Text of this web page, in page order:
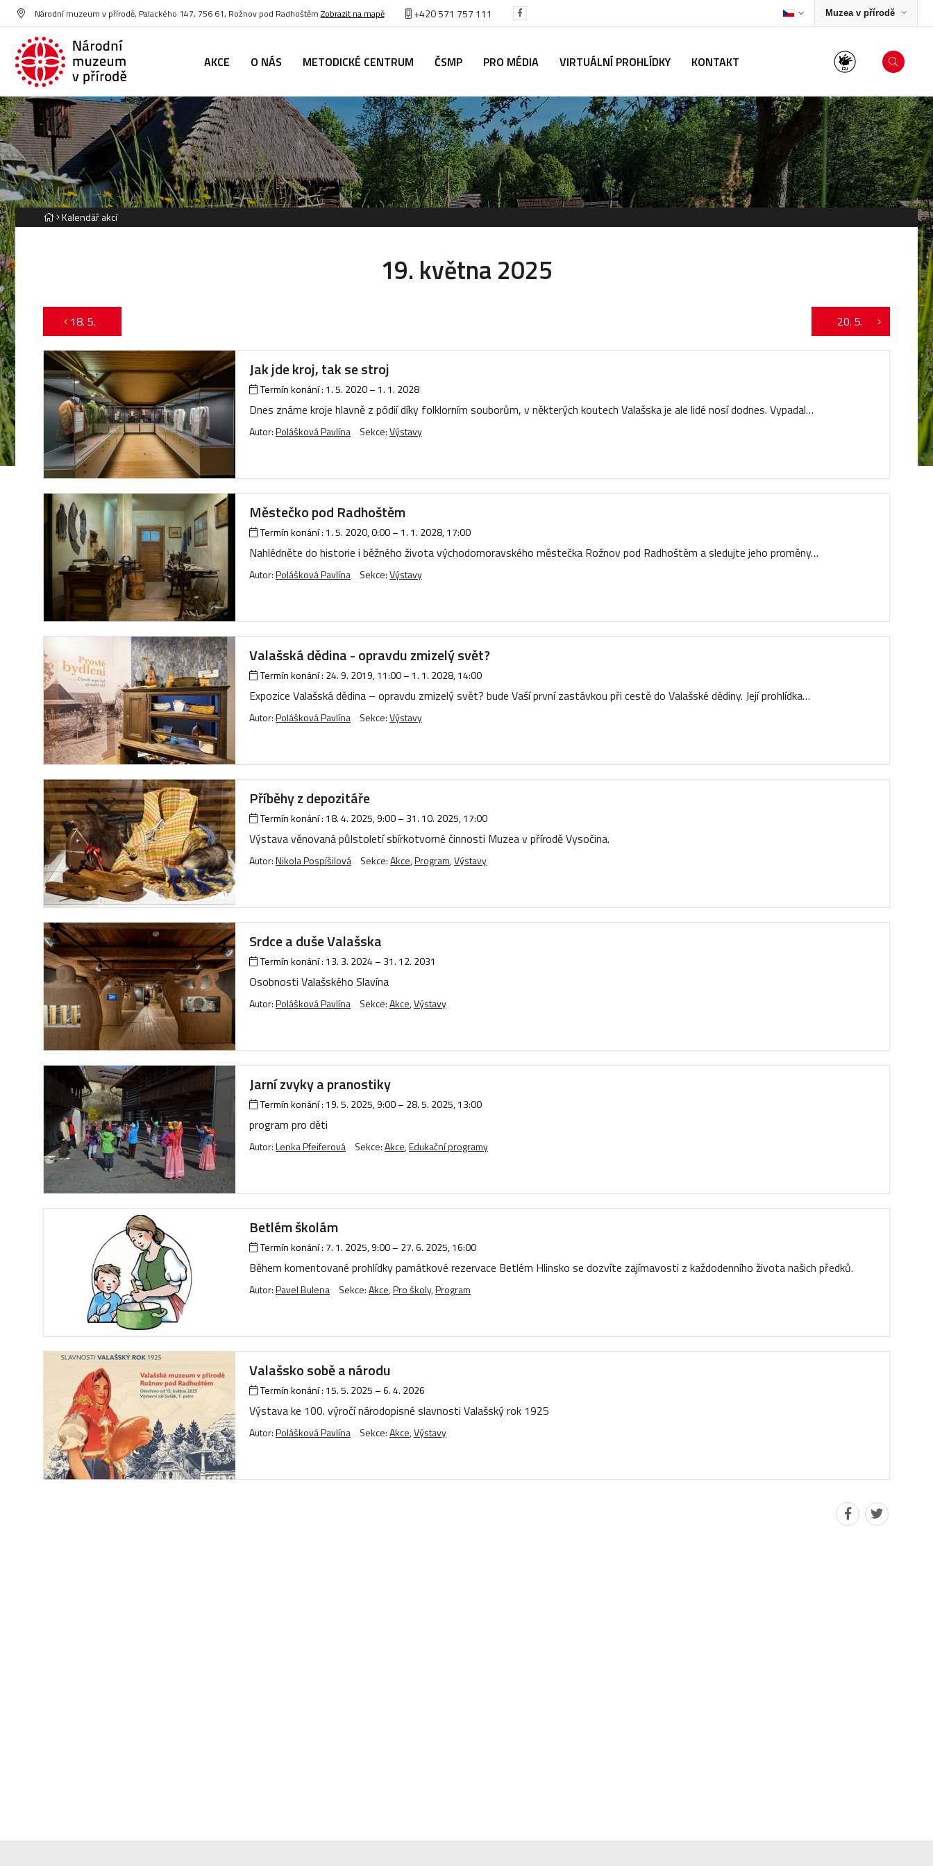
Národní muzeum v přírodě, Palackého 147, 756 61, Rožnov pod Radhoštěm Zobrazit na mapě +420 571 757 111 Muzea v přírodě
AKCE O NÁS METODICKÉ CENTRUM ČSMP PRO MÉDIA VIRTUÁLNÍ PROHLÍDKY KONTAKT
Kalendář akcí
19. května 2025
18. 5. 20. 5.
Jak jde kroj, tak se stroj
Termín konání : 1. 5. 2020– 1. 1. 2028
Dnes známe kroje hlavně z pódií díky folklorním souborům, v některých koutech Valašska je ale lidé nosí dodnes. Vypadal…
Autor:Polášková Pavlína Sekce:Výstavy
Městečko pod Radhoštěm
Termín konání : 1. 5. 2020, 0:00– 1. 1. 2028, 17:00
Nahlédněte do historie i běžného života východomoravského městečka Rožnov pod Radhoštěm a sledujte jeho proměny…
Autor:Polášková Pavlína Sekce:Výstavy
Valašská dědina - opravdu zmizelý svět?
Termín konání : 24. 9. 2019, 11:00– 1. 1. 2028, 14:00
Expozice Valašská dědina – opravdu zmizelý svět? bude Vaší první zastávkou při cestě do Valašské dědiny. Její prohlídka…
Autor:Polášková Pavlína Sekce:Výstavy
Příběhy z depozitáře
Termín konání : 18. 4. 2025, 9:00– 31. 10. 2025, 17:00
Výstava věnovaná půlstoletí sbírkotvorné činnosti Muzea v přírodě Vysočina.
Autor:Nikola Pospíšilová Sekce:Akce,Program,Výstavy
Srdce a duše Valašska
Termín konání : 13. 3. 2024– 31. 12. 2031
Osobnosti Valašského Slavína
Autor:Polášková Pavlína Sekce:Akce,Výstavy
Jarní zvyky a pranostiky
Termín konání : 19. 5. 2025, 9:00– 28. 5. 2025, 13:00
program pro děti
Autor:Lenka Pfeiferová Sekce:Akce,Edukační programy
Betlém školám
Termín konání : 7. 1. 2025, 9:00– 27. 6. 2025, 16:00
Během komentované prohlídky památkové rezervace Betlém Hlinsko se dozvíte zajímavosti z každodenního života našich předků.
Autor:Pavel Bulena Sekce:Akce,Pro školy,Program
Valašsko sobě a národu
Termín konání : 15. 5. 2025 –6. 4. 2026
Výstava ke 100. výročí národopisné slavnosti Valašský rok 1925
Autor:Polášková Pavlína Sekce:Akce,Výstavy